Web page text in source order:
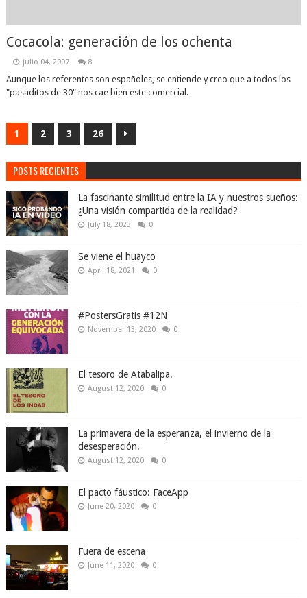
Cocacola: generación de los ochenta
julio 04, 2007 8
Aunque los referentes son españoles, se entiende y creo que a todos los
"pasaditos de 30" nos cae bien este comercial.
1 2 3 26
POSTS RECIENTES
La fascinante similitud entre la IA y nuestros sueños:
¿Una visión compartida de la realidad?
July 18, 2023 0
Se viene el huayco
April 18, 2021 0
#PostersGratis #12N
November 13, 2020 0
El tesoro de Atabalipa.
August 12, 2020 0
La primavera de la esperanza, el invierno de la
desesperación.
August 12, 2020 0
El pacto fáustico: FaceApp
June 20, 2020 0
Fuera de escena
June 11, 2020 0